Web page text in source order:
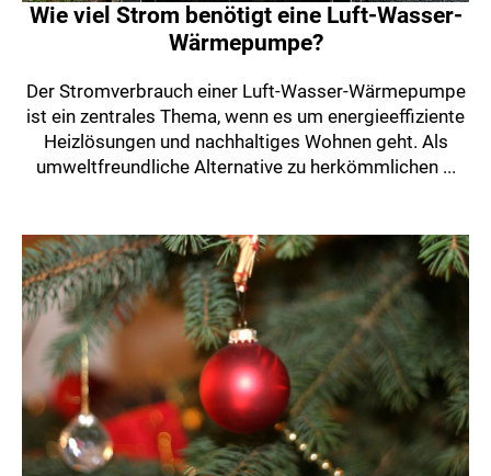
Wie viel Strom benötigt eine Luft-Wasser-
Wärmepumpe?
Der Stromverbrauch einer Luft-Wasser-Wärmepumpe
ist ein zentrales Thema, wenn es um energieeffiziente
Heizlösungen und nachhaltiges Wohnen geht. Als
umweltfreundliche Alternative zu herkömmlichen ...